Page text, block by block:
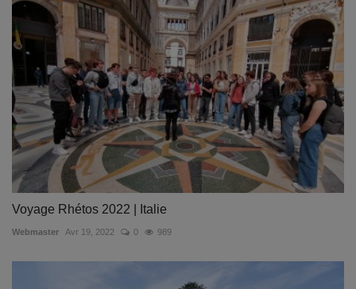
Voyage Rhétos 2022 | Italie
Webmaster Avr 19, 2022 0 989